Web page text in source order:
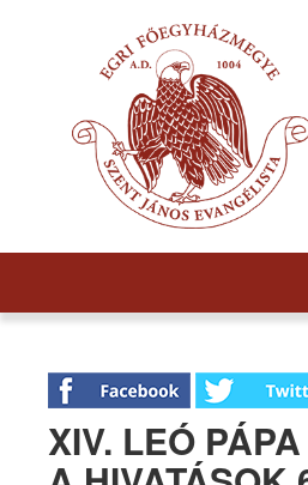
XIV. LEÓ